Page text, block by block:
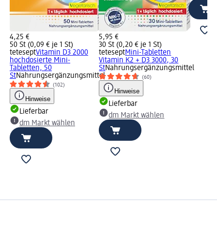
4,25 €
50 St (0,09 € je 1 St)
teteseptVitamin D3 2000
hochdosierte Mini-
Tabletten, 50
StNahrungsergänzungsmittel
(102)
Hinweise
Lieferbar
dm Markt wählen
5,95 €
30 St (0,20 € je 1 St)
teteseptMini-Tabletten
Vitamin K2 + D3 3000, 30
StNahrungsergänzungsmittel
(60)
Hinweise
Lieferbar
dm Markt wählen